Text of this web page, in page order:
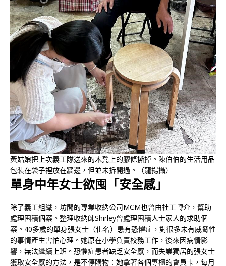
黃姑娘把上次義工隊送來的木凳上的膠條撕掉。陳伯伯的生活用品
包裝在袋子裡放在牆邊，但並未拆開過。（龍揚攝）
單身中年女士欲囤「安全感」
除了義工組織，坊間的專業收納公司MCM也曾由社工轉介，幫助
處理囤積個案。整理收納師Shirley曾處理囤積人士家人的求助個
案。40多歲的單身張女士（化名）患有恐懼症，對很多未有威脅性
的事情產生害怕心理。她原在小學負責校務工作，後來因病情影
響，無法繼續上班。恐懼症患者缺乏安全感，而失業獨居的張女士
獲取安全感的方法，是不停購物：她拿著各個專櫃的會員卡，每月